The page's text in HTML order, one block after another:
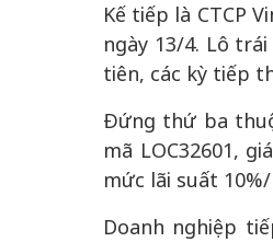
Kế tiếp là CTCP
ngày 13/4. Lô
tiên, các kỳ tiếp
Đứng thứ ba
mã LOC32601,
mức lãi suất
Doanh nghiệp